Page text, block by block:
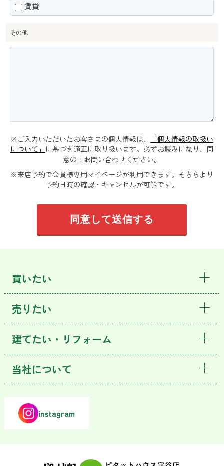
賃貸
その他
※ご入力いただいたお客さまの個人情報は、
「個人情報の取扱い
について」 に基づき適正に取り扱います。必ずお読みになり、同
意の上お問い合わせください。
※来店予約で会員様専用マイページが利用できます。そちらより
予約日時の確認・キャンセルが可能です。
買いたい
売りたい
建てたい・リフォーム
当社について
instagram